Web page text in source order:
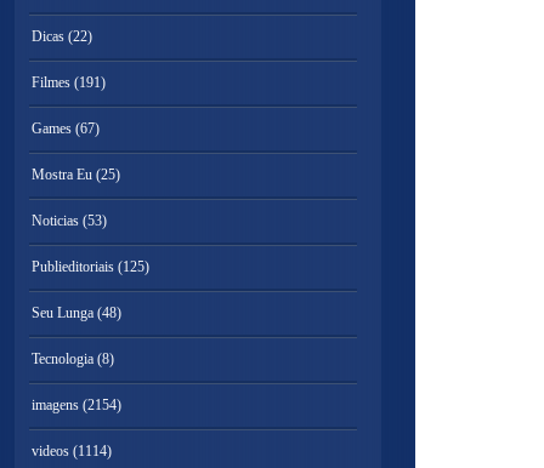
Dicas (22)
Filmes (191)
Games (67)
Mostra Eu (25)
Noticias (53)
Publieditoriais (125)
Seu Lunga (48)
Tecnologia (8)
imagens (2154)
videos (1114)